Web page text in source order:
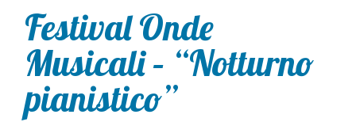
Festival Onde
Musicali – “Notturno
pianistico”